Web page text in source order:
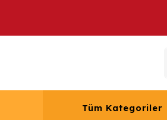
Tüm Kategoriler